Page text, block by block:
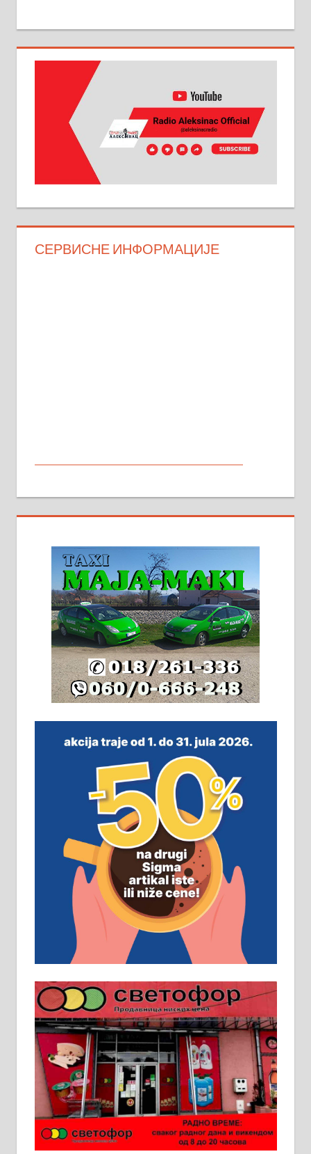
СЕРВИСНЕ ИНФОРМАЦИЈЕ
стамбене целине једна уз другу.
2х150м2, две гараже, централно
грејање на гас и дрва. Две
адресе. 063/71-74-023
Издајем комплетно опремљену
халу на Житковачком путу, на
плацу површине око 7 ари.
064/321-80-51; 063/102-35-25
м2 са плацем од 8 ари у Зеленом
виру у Алексинцу. Могућа
замена. 064/21-63-584
ПОСЛОВНИ ОГЛАСИ
Рудник и флотација Рудник
д.о.о. Рудник запошљава 20
помоћника рудара. Услови:
Основна школа, пожељно радно
искуство на истим и сличним
пословима, али не и неопходан
услов. Обезбеђен смештај,
превоз, исхрана. 032/57-41-122 –
локал 22
Пружам услуге завршних радова
у грађевини, хидроизолације и
молерских радова. 061/25-28-058
Ало таксију потребан возач са Б
категоријом. 064/02-85-511
Потребна два радника за рад на
стоваришту „Липа промет” у